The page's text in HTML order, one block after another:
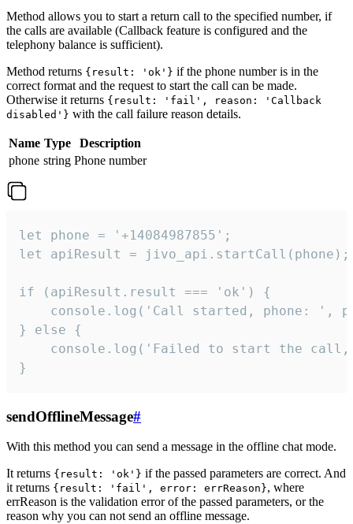
Method allows you to start a return call to the specified number, if
the calls are available (Callback feature is configured and the
telephony balance is sufficient).
Method returns {result: 'ok'} if the phone number is in the
correct format and the request to start the call can be made.
Otherwise it returns {result: 'fail', reason: 'Callback
disabled'} with the call failure reason details.
Name Type
Description
phone string Phone number
let phone = '+14084987855';
let apiResult = jivo_api.startCall(phone);
if (apiResult.result === 'ok') {
console.log('Call started, phone: ',
} else {
console.log('Failed to start the
}
sendOfflineMessage#
With this method you can send a message in the offline chat mode.
It returns {result: 'ok'} if the passed parameters are correct. And
it returns {result: 'fail', error: errReason}, where
errReason is the validation error of the passed parameters, or the
reason why you can not send an offline message.